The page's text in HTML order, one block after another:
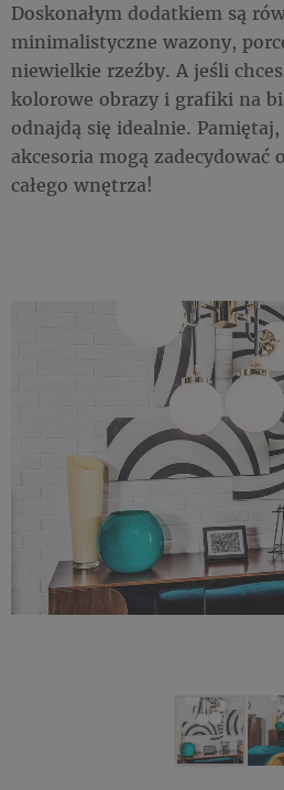
Doskonałym dodatkiem są
minimalistyczne wazony,
niewielkie rzeźby. A jeśli
kolorowe obrazy i grafiki na
odnajdą się idealnie.
akcesoria mogą zadecydować
całego wnętrza!